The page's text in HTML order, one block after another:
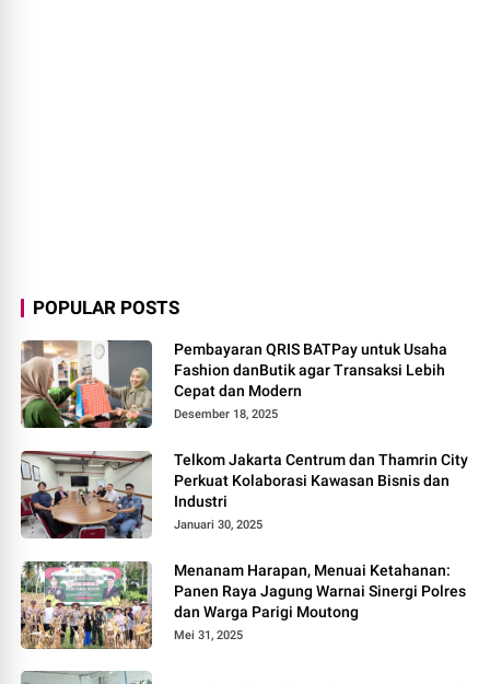
POPULAR POSTS
Pembayaran QRIS BATPay untuk Usaha
Fashion danButik agar Transaksi Lebih
Cepat dan Modern
Desember 18, 2025
Telkom Jakarta Centrum dan Thamrin City
Perkuat Kolaborasi Kawasan Bisnis dan
Industri
Januari 30, 2025
Menanam Harapan, Menuai Ketahanan:
Panen Raya Jagung Warnai Sinergi Polres
dan Warga Parigi Moutong
Mei 31, 2025